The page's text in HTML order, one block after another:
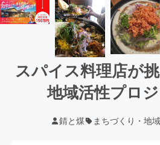
スパイス料理店が
地域活性プロ
錆と煤 まちづくり・地